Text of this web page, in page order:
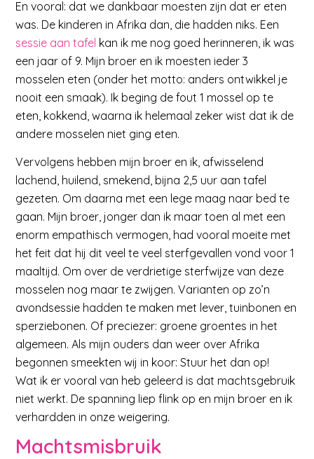
En vooral: dat we dankbaar moesten zijn dat er eten
was. De kinderen in Afrika dan, die hadden niks. Een
sessie aan tafel kan ik me nog goed herinneren, ik was
een jaar of 9. Mijn broer en ik moesten ieder 3
mosselen eten (onder het motto: anders ontwikkel je
nooit een smaak). Ik beging de fout 1 mossel op te
eten, kokkend, waarna ik helemaal zeker wist dat ik de
andere mosselen niet ging eten.
Vervolgens hebben mijn broer en ik, afwisselend
lachend, huilend, smekend, bijna 2,5 uur aan tafel
gezeten. Om daarna met een lege maag naar bed te
gaan. Mijn broer, jonger dan ik maar toen al met een
enorm empathisch vermogen, had vooral moeite met
het feit dat hij dit veel te veel sterfgevallen vond voor 1
maaltijd. Om over de verdrietige sterfwijze van deze
mosselen nog maar te zwijgen. Varianten op zo’n
avondsessie hadden te maken met lever, tuinbonen en
sperziebonen. Of preciezer: groene groentes in het
algemeen. Als mijn ouders dan weer over Afrika
begonnen smeekten wij in koor: Stuur het dan op!
Wat ik er vooral van heb geleerd is dat machtsgebruik
niet werkt. De spanning liep flink op en mijn broer en ik
verhardden in onze weigering.
Machtsmisbruik